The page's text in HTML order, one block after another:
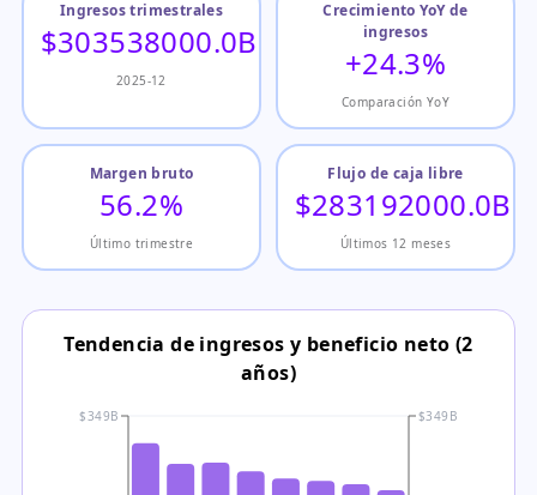
Ingresos trimestrales
$303538000.0B
2025-12
Crecimiento YoY de
ingresos
+24.3%
Comparación YoY
Margen bruto
56.2%
Último trimestre
Flujo de caja libre
$283192000.0B
Últimos 12 meses
Tendencia de ingresos y beneficio neto (2
años)
$349B $349B